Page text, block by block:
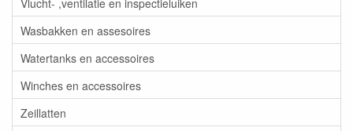
Wasbakken en assesoires
Watertanks en accessoires
Winches en accessoires
Zeillatten